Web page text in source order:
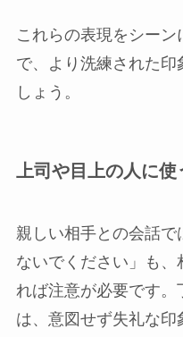
これらの表現をシーン
で、より洗練された
しょう。
上司や目上の人に使
親しい相手との会話で
ないでください」も
れば注意が必要です
は、意図せず失礼な印